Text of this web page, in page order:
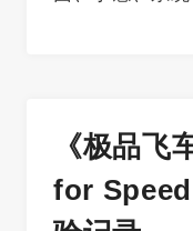
《极品飞
for